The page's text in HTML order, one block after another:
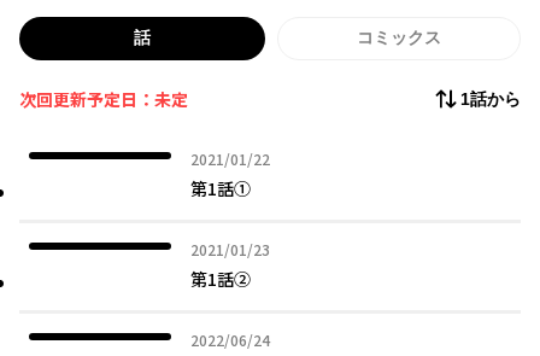
話 コミックス
次回更新予定日：未定 1話から
2021/01/22
2021年01月22日
第1話①
2021/01/23
2021年01月23日
第1話②
2022/06/24
2022年06月24日